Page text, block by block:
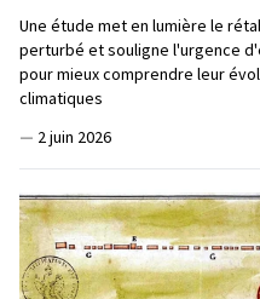
Une étude met en lumière le
perturbé et souligne l'urgence
pour mieux comprendre leur
climatiques
— 2 juin 2026